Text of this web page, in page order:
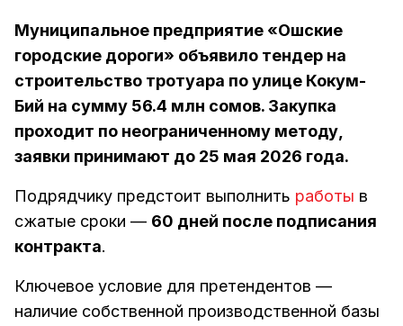
Муниципальное предприятие «Ошские
городские дороги» объявило тендер на
строительство тротуара по улице Кокум-
Бий на сумму 56.4 млн сомов. Закупка
проходит по неограниченному методу,
заявки принимают до 25 мая 2026 года.
Подрядчику предстоит выполнить работы в
сжатые сроки — 60 дней после подписания
контракта.
Ключевое условие для претендентов —
наличие собственной производственной базы